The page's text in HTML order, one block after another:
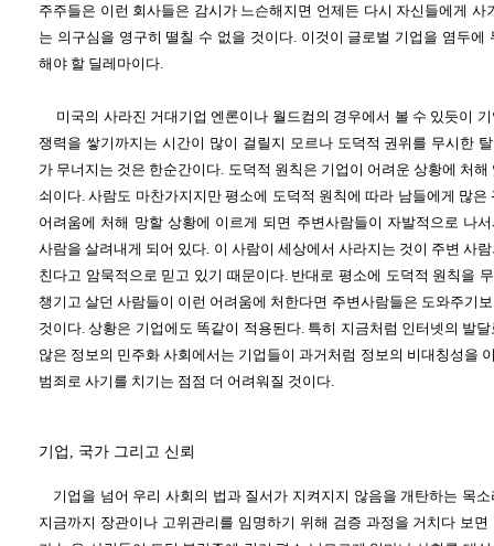
주주들은 이런 회사들은 감시가 느슨해지면 언제든 다시 자신들에게 사
는 의구심을 영구히 떨칠 수 없을 것이다. 이것이 글로벌 기업을 염두에
해야 할 딜레마이다.
미국의 사라진 거대기업 엔론이나 월드컴의 경우에서 볼 수 있듯이
쟁력을 쌓기까지는 시간이 많이 걸릴지 모르나 도덕적 권위를 무시한
가 무너지는 것은 한순간이다. 도덕적 원칙은 기업이 어려운 상황에 처
쇠이다. 사람도 마찬가지지만 평소에 도덕적 원칙에 따라 남들에게 많
어려움에 처해 망할 상황에 이르게 되면 주변사람들이 자발적으로 나
사람을 살려내게 되어 있다. 이 사람이 세상에서 사라지는 것이 주변 사
친다고 암묵적으로 믿고 있기 때문이다. 반대로 평소에 도덕적 원칙을
챙기고 살던 사람들이 이런 어려움에 처한다면 주변사람들은 도와주기
것이다. 상황은 기업에도 똑같이 적용된다. 특히 지금처럼 인터넷의 발
않은 정보의 민주화 사회에서는 기업들이 과거처럼 정보의 비대칭성을
범죄로 사기를 치기는 점점 더 어려워질 것이다.
기업, 국가 그리고 신뢰
기업을 넘어 우리 사회의 법과 질서가 지켜지지 않음을 개탄하는 목
지금까지 장관이나 고위관리를 임명하기 위해 검증 과정을 거치다 보